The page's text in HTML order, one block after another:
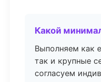
Какой
Выполняем как
так и крупные
согласуем